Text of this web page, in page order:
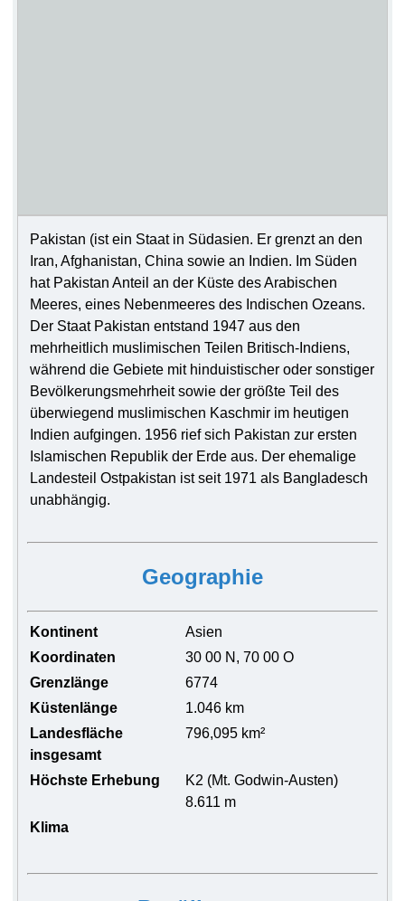
Pakistan (ist ein Staat in Südasien. Er grenzt an den
Iran, Afghanistan, China sowie an Indien. Im Süden
hat Pakistan Anteil an der Küste des Arabischen
Meeres, eines Nebenmeeres des Indischen Ozeans.
Der Staat Pakistan entstand 1947 aus den
mehrheitlich muslimischen Teilen Britisch-Indiens,
während die Gebiete mit hinduistischer oder sonstiger
Bevölkerungsmehrheit sowie der größte Teil des
überwiegend muslimischen Kaschmir im heutigen
Indien aufgingen. 1956 rief sich Pakistan zur ersten
Islamischen Republik der Erde aus. Der ehemalige
Landesteil Ostpakistan ist seit 1971 als Bangladesch
unabhängig.
Geographie
Kontinent
Asien
Koordinaten
30 00 N, 70 00 O
Grenzlänge
6774
Küstenlänge
1.046 km
Landesfläche
insgesamt
796,095 km²
Höchste Erhebung
K2 (Mt. Godwin-Austen)
8.611 m
Klima